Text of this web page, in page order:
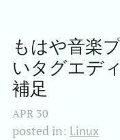
もはや音楽
いタグエデ
補足
APR 30
posted in: Linux